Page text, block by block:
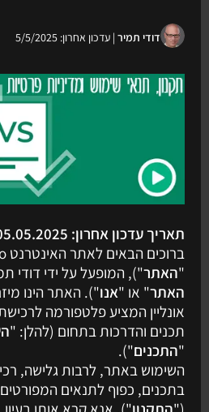
דודי תמיר | עדכון אחרון: 5/5/2025
תאריך עדכון אחרון: 05.05.2025
"האתר"), המופעל על ידי דודי
האתר" או "אנו"). האתר הינו
אונליין המציע פלטפורמה
תכנים והדרכות בתחום (להלן: "
"התכנים").
השימוש באתר, לרבות גלישה,
בתכנים, כפוף לתנאים